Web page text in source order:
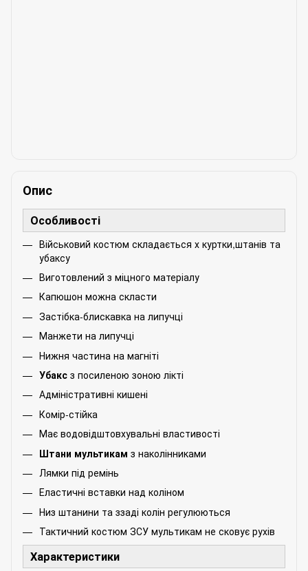
Опис
Особливості
Військовий костюм складається х куртки,штанів та
убаксу
Виготовлений з міцного матеріалу
Капюшон можна скласти
Застібка-блискавка на липучці
Манжети на липучці
Нижня частина на магніті
Убакс з посиленою зоною лікті
Адміністративні кишені
Комір-стійка
Має водовідштовхувальні властивості
Штани мультикам з наколінниками
Лямки під ремінь
Еластичні вставки над коліном
Низ штанини та ззаді колін регулюються
Тактичний костюм ЗСУ мультикам не сковує рухів
Характеристики